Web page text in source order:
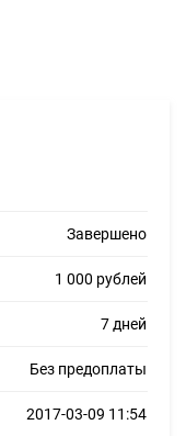
Завершено
1 000 рублей
7 дней
Без предоплаты
2017-03-09 11:54